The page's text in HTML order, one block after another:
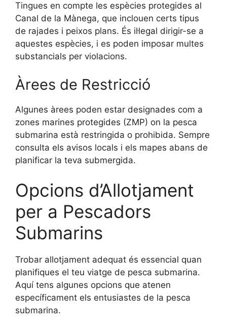
Tingues en compte les espècies protegides al
Canal de la Mànega, que inclouen certs tipus
de rajades i peixos plans. És il·legal dirigir-se a
aquestes espècies, i es poden imposar multes
substancials per violacions.
Àrees de Restricció
Algunes àrees poden estar designades com a
zones marines protegides (ZMP) on la pesca
submarina està restringida o prohibida. Sempre
consulta els avisos locals i els mapes abans de
planificar la teva submergida.
Opcions d’Allotjament
per a Pescadors
Submarins
Trobar allotjament adequat és essencial quan
planifiques el teu viatge de pesca submarina.
Aquí tens algunes opcions que atenen
específicament els entusiastes de la pesca
submarina.